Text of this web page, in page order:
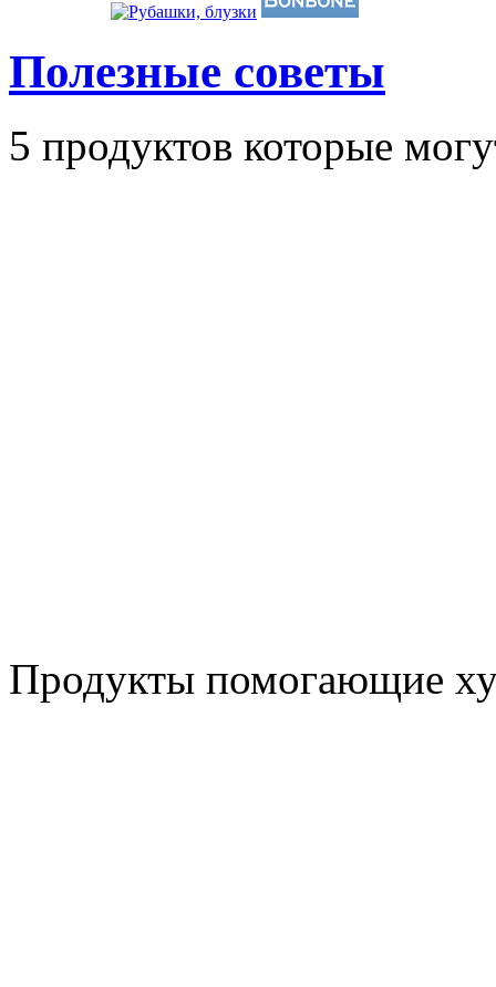
Полезные советы
5 продуктов которые
Продукты помогающие